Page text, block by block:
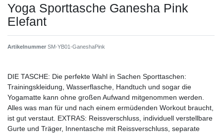
Yoga Sporttasche Ganesha Pink
Elefant
Artikelnummer SM-YB01-GaneshaPink
DIE TASCHE: Die perfekte Wahl in Sachen Sporttaschen:
Trainingskleidung, Wasserflasche, Handtuch und sogar die
Yogamatte kann ohne großen Aufwand mitgenommen werden.
Alles was man für und nach einem ermüdenden Workout braucht,
ist gut verstaut. EXTRAS: Reissverschluss, individuell verstellbare
Gurte und Träger, Innentasche mit Reissverschluss, separate